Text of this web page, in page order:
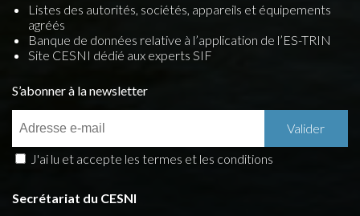
Listes des autorités, sociétés, appareils et équipements
agréés
Banque de données relative à l’application de l’ES-TRIN
Site CESNI dédié aux experts SIF
S’abonner à la newsletter
J'ai lu et accepte les termes et les conditions
Secrétariat du CESNI